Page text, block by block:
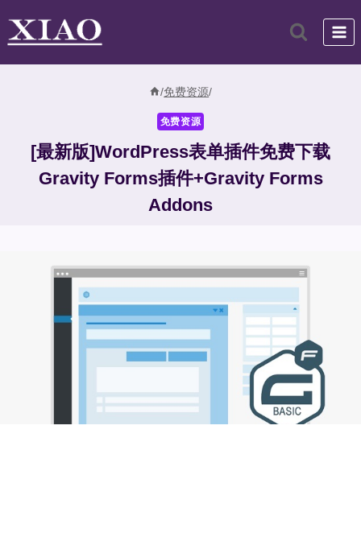
/免费资源/
免费资源
[最新版]WordPress表单插件免费下载
Gravity Forms插件+Gravity Forms
Addons